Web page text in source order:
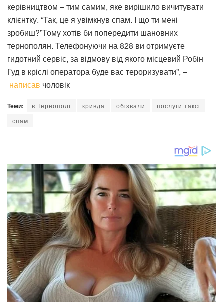
керівництвом – тим самим, яке вирішило вичитувати
клієнтку. “Так, це я увімкнув спам. І що ти мені
зробиш?”Тому хотів би попередити шановних
тернополян. Телефонуючи на 828 ви отримуєте
гидотний сервіс, за відмову від якого місцевий Робін
Гуд в кріслі оператора буде вас тероризувати”, –
написав чоловік
Теми: в Тернополі кривда обізвали
послуги таксі
спам